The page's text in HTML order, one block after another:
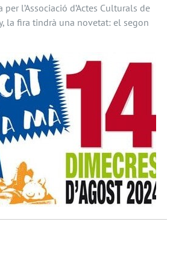
l’Associació d’Actes Culturals de
la fira tindrà una novetat: el segon